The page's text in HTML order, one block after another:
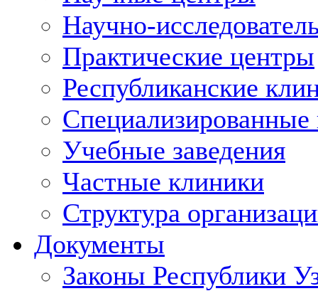
Научно-
Практические центры
Республиканские
Учебные заведения
Частные клиники
Структура
Документы
Законы Республики